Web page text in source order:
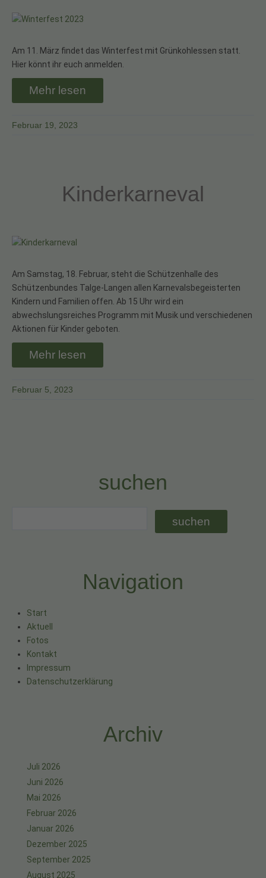
Am 11. März findet das Winterfest mit Grünkohlessen statt.
Hier könnt ihr euch anmelden.
Mehr lesen
Februar 19, 2023
Kinderkarneval
Am Samstag, 18. Februar, steht die Schützenhalle des
Schützenbundes Talge-Langen allen Karnevalsbegeisterten
Kindern und Familien offen. Ab 15 Uhr wird ein
abwechslungsreiches Programm mit Musik und verschiedenen
Aktionen für Kinder geboten.
Mehr lesen
Februar 5, 2023
suchen
Navigation
Start
Aktuell
Fotos
Kontakt
Impressum
Datenschutzerklärung
Archiv
Juli 2026
Juni 2026
Mai 2026
Februar 2026
Januar 2026
Dezember 2025
September 2025
August 2025